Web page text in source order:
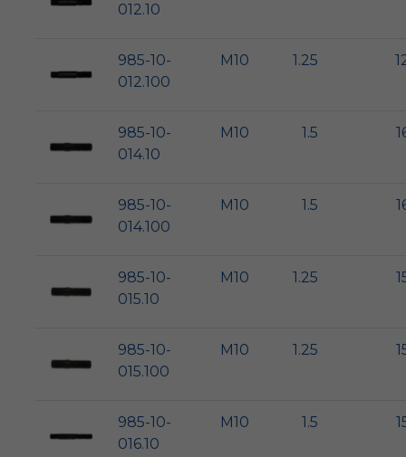
012.10
985-10-
012.100
M10 1.25
985-10-
014.10
M10 1.5
985-10-
014.100
M10 1.5
985-10-
015.10
M10 1.25
985-10-
015.100
M10 1.25
985-10-
016.10
M10 1.5